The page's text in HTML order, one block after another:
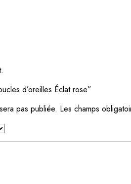
d’oreilles Éclat rose”
pas publiée. Les champs